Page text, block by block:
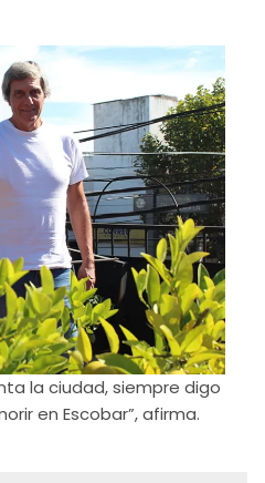
la ciudad, siempre digo
en Escobar”, afirma.